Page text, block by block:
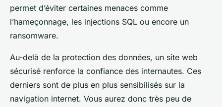
permet d’éviter certaines menaces comme
l’hameçonnage, les injections SQL ou encore un
ransomware.
Au-delà de la protection des données, un site web
sécurisé renforce la confiance des internautes. Ces
derniers sont de plus en plus sensibilisés sur la
navigation internet. Vous aurez donc très peu de